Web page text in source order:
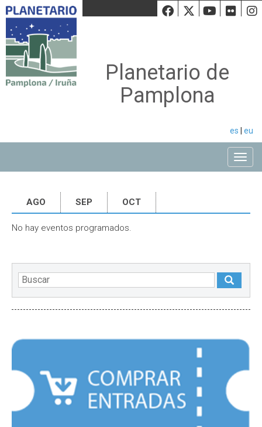
Facebook
Twiiter
Planetario de
Pamplona
es eu
AGO SEP OCT
No hay eventos programados.